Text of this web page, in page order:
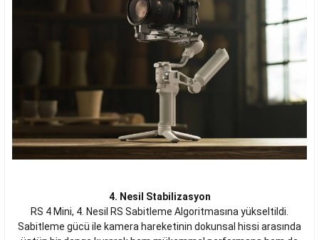
4. Nesil Stabilizasyon
RS 4 Mini, 4. Nesil RS Sabitleme Algoritmasına yükseltildi.
Sabitleme gücü ile kamera hareketinin dokunsal hissi arasında